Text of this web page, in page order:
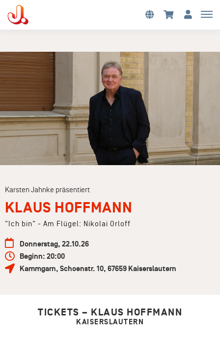
Karsten Jahnke präsentiert
KLAUS HOFFMANN
"Ich bin" - Am Flügel: Nikolai Orloff
Donnerstag, 22.10.26
Beginn: 20:00
Kammgarn, Schoenstr. 10, 67659 Kaiserslautern
TICKETS – KLAUS HOFFMANN
KAISERSLAUTERN